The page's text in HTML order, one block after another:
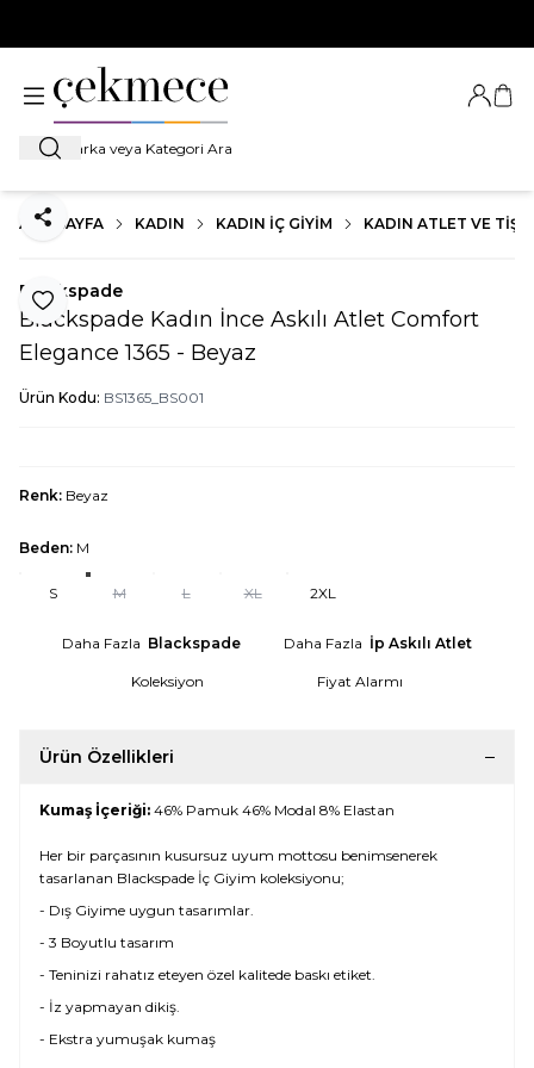
Ara
Giriş
ANA SAYFA KADIN KADIN İÇ GIYIM KADIN ATLET VE
Favoriye Ekle
Paylaş
Blackspade
Blackspade Kadın İnce Askılı Atlet Comfort
Elegance 1365 - Beyaz
Ürün Kodu: BS1365_BS001
Renk: Beyaz
Beden: M
S M L XL 2XL
Daha Fazla Blackspade Daha Fazla İp Askılı Atlet
Koleksiyon Fiyat Alarmı
Ürün Özellikleri
Kumaş İçeriği: 46% Pamuk 46% Modal 8% Elastan
Her bir parçasının kusursuz uyum mottosu benimsenerek
tasarlanan Blackspade İç Giyim koleksiyonu;
- Dış Giyime uygun tasarımlar.
- 3 Boyutlu tasarım
- Teninizi rahatız eteyen özel kalitede baskı etiket.
- İz yapmayan dikiş.
- Ekstra yumuşak kumaş